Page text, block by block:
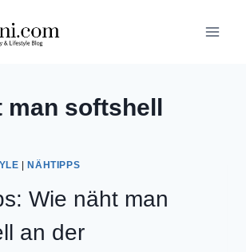
man softshell
NÄHTIPPS
Wie näht man
an der